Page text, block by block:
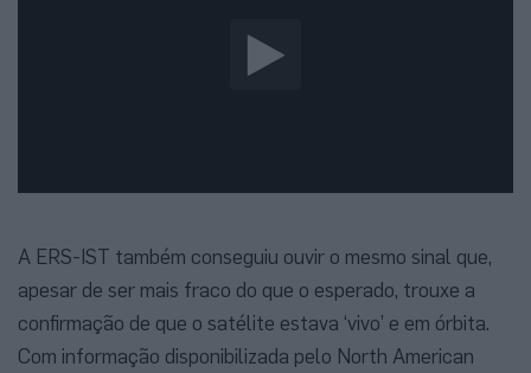
A ERS-IST também conseguiu ouvir o mesmo sinal que,
apesar de ser mais fraco do que o esperado, trouxe a
confirmação de que o satélite estava ‘vivo’ e em órbita.
Com informação disponibilizada pelo North American